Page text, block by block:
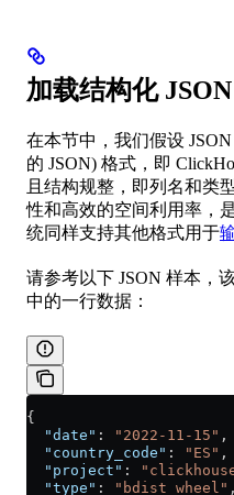
加载结构化 JSON
在本节中，我们假设
的 JSON) 格式，即
且结构规整，即列名和类
性和高效的空间利用率，
统同样支持其他格式用于
请参考以下 JSON 样本，
中的一行数据：
{
  "date"
: "2022-11-15" ,
  "country_code"
: "ES" ,
  "project"
:
  "type"
: "bdist_wheel" ,